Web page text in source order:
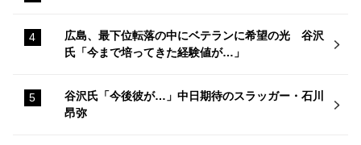
広島、最下位転落の中にベテランに希望の光 谷沢
氏「今まで培ってきた経験値が…」
谷沢氏「今後彼が…」中日期待のスラッガー・石川
昂弥